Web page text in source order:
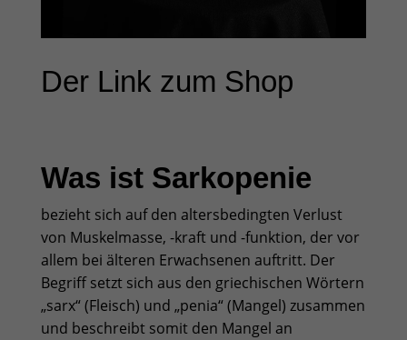
Der Link zum Shop
Was ist Sarkopenie
bezieht sich auf den altersbedingten Verlust
von Muskelmasse, -kraft und -funktion, der vor
allem bei älteren Erwachsenen auftritt. Der
Begriff setzt sich aus den griechischen Wörtern
„sarx“ (Fleisch) und „penia“ (Mangel) zusammen
und beschreibt somit den Mangel an